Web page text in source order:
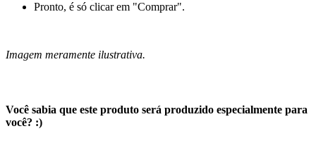
Pronto, é só clicar em "Comprar".
Imagem meramente ilustrativa.
Você sabia que este produto será produzido especialmente para
você? :)